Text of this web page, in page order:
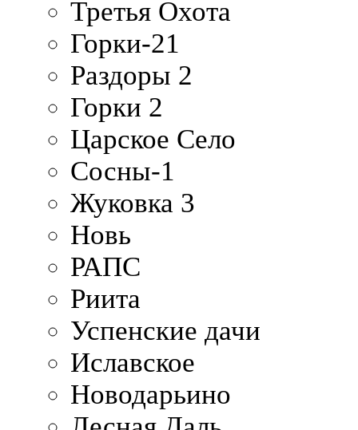
Третья Охота
Горки-21
Раздоры 2
Горки 2
Царское Село
Сосны-1
Жуковка 3
Новь
РАПС
Риита
Успенские дачи
Иславское
Новодарьино